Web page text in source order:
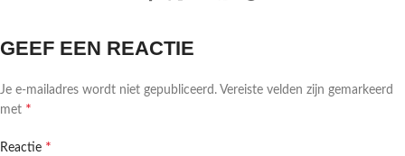
GEEF EEN REACTIE
Je e-mailadres wordt niet gepubliceerd. Vereiste velden zijn gemarkeerd
met *
Reactie *